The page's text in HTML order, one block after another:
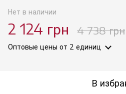
Нет в наличии
2 124 грн 4 738 грн
Оптовые цены от 2 единиц
В